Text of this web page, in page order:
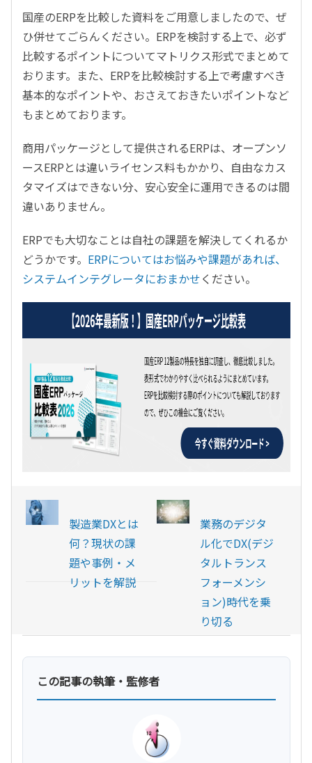
国産のERPを比較した資料をご用意しましたので、ぜ
ひ併せてごらんください。ERPを検討する上で、必ず
比較するポイントについてマトリクス形式でまとめて
おります。また、ERPを比較検討する上で考慮すべき
基本的なポイントや、おさえておきたいポイントなど
もまとめております。
商用パッケージとして提供されるERPは、オープンソ
ースERPとは違いライセンス料もかかり、自由なカス
タマイズはできない分、安心安全に運用できるのは間
違いありません。
ERPでも大切なことは自社の課題を解決してくれるか
どうかです。 ERPについてはお悩みや課題があれば、
システムインテグレータにおまかせください。
製造業DXとは
何？現状の課
題や事例・メ
リットを解説
業務のデジタ
ル化でDX(デジ
タルトランス
フォーメンシ
ョン)時代を乗
り切る
この記事の執筆・監修者